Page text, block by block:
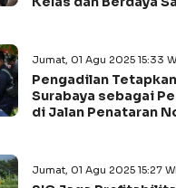
Jumat, 01 Agu 2025 15:33
Pengadilan
Surabaya sebagai
di Jalan Penataran
Jumat, 01 Agu 2025 15:27